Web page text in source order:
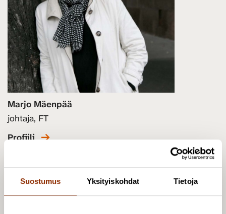
Suostumus Yksityiskohdat Tietoja
Marjo Mäenpää
johtaja, FT
Profiili